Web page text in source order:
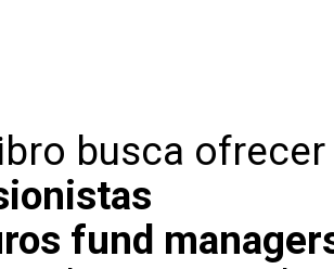
busca
fund